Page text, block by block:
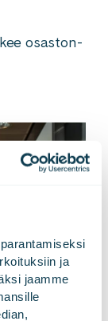
ja
jaamme
osas­ton­